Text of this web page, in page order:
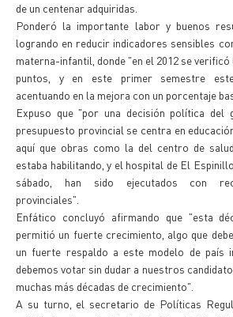
de un centenar adquiridas.
Ponderó la importante labor y buenos
logrando en reducir indicadores sensibles
materna-infantil, donde "en el 2012 se
puntos, y en este primer semestre
acentuando en la mejora con un porcentaje
Expuso que "por una decisión política del
presupuesto provincial se centra en
aquí que obras como la del centro de
estaba habilitando, y el hospital de El
sábado, han sido ejecutados con
provinciales".
Enfático concluyó afirmando que "esta
permitió un fuerte crecimiento, algo que
un fuerte respaldo a este modelo de país
debemos votar sin dudar a nuestros
muchas más décadas de crecimiento".
A su turno, el secretario de Políticas